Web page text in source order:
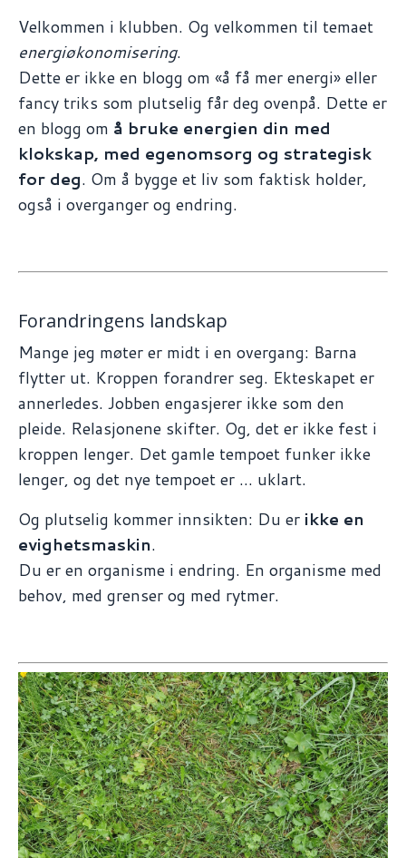
Velkommen i klubben. Og velkommen til temaet
energiøkonomisering.
Dette er ikke en blogg om «å få mer energi» eller
fancy triks som plutselig får deg ovenpå. Dette er
en blogg om å bruke energien din med
klokskap, med egenomsorg og strategisk
for deg. Om å bygge et liv som faktisk holder,
også i overganger og endring.
Forandringens landskap
Mange jeg møter er midt i en overgang: Barna
flytter ut. Kroppen forandrer seg. Ekteskapet er
annerledes. Jobben engasjerer ikke som den
pleide. Relasjonene skifter. Og, det er ikke fest i
kroppen lenger. Det gamle tempoet funker ikke
lenger, og det nye tempoet er … uklart.
Og plutselig kommer innsikten: Du er ikke en
evighetsmaskin.
Du er en organisme i endring. En organisme med
behov, med grenser og med rytmer.